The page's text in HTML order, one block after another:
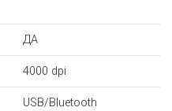
ДА
4000 dpi
USB/Bluetooth